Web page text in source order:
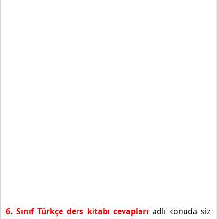
6. Sınıf Türkçe ders kitabı cevapları adlı konuda siz